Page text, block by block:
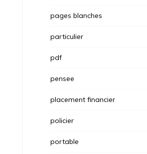
pages blanches
particulier
pdf
pensee
placement financier
policier
portable